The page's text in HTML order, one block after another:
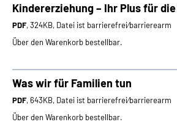
Kindererziehung – Ihr Plus für
PDF, 324KB, Datei ist barrierefrei⁄barrierearm
Über den Warenkorb bestellbar.
Was wir für Familien tun
PDF, 643KB, Datei ist barrierefrei⁄barrierearm
Über den Warenkorb bestellbar.